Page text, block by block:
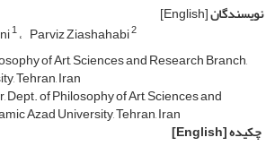
نویسندگان[English]
1 Parviz Ziashahabi2
of Art, Sciences and Research Branch,
Tehran, Iran
of Philosophy of Art, Sciences and
Azad University, Tehran, Iran
چکیده[English]